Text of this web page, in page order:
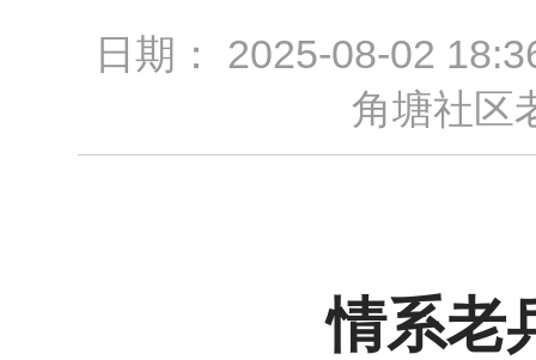
日期： 2025-08-02
角塘社区
情系老